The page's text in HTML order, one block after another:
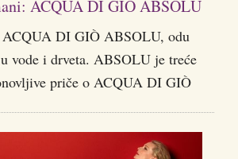
ACQUA DI GIÒ ABSOLU
ACQUA DI GIÒ ABSOLU, odu
vode i drveta. ABSOLU je treće
priče o ACQUA DI GIÒ